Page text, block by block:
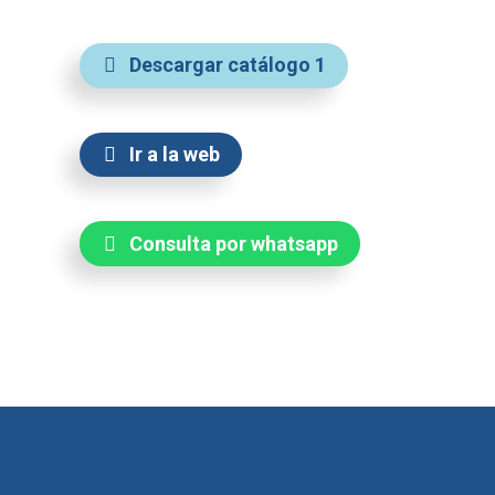
Descargar catálogo 1
Ir a la web
Consulta por whatsapp